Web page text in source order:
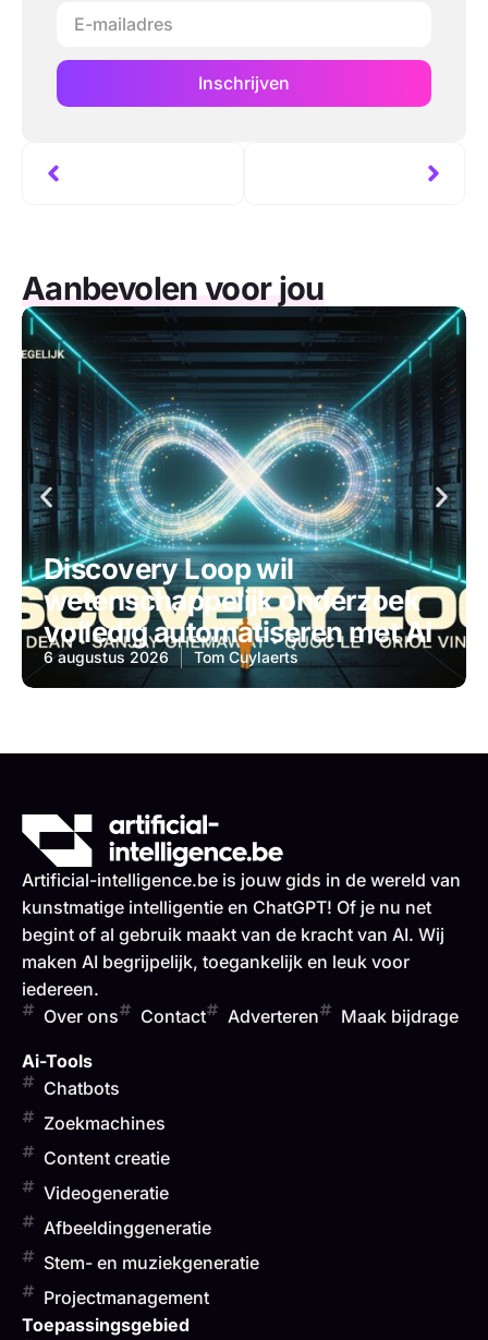
Inschrijven
Aanbevolen voor jou
Discovery Loop wil
wetenschappelijk onderzoek
volledig automatiseren met AI
6 augustus 2026 Tom Cuylaerts
Artificial-intelligence.be is jouw gids in de wereld van
kunstmatige intelligentie en ChatGPT! Of je nu net
begint of al gebruik maakt van de kracht van AI. Wij
maken AI begrijpelijk, toegankelijk en leuk voor
iedereen.
Over ons
Contact Adverteren Maak bijdrage
Ai-Tools
Chatbots
Zoekmachines
Content creatie
Videogeneratie
Afbeeldinggeneratie
Stem- en muziekgeneratie
Projectmanagement
Toepassingsgebied